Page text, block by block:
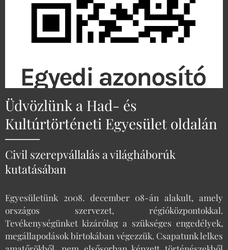
Üdvözlünk a Had- és
Kultúrtörténeti Egyesület oldalán
Civil szerepvállalás a világháborúk
kutatásában
Egyesületünk 2008. december 08-án alakult, amely
országos szervezet, régióközpontokkal.
Tevékenységünket kizárólag a szükséges engedélyek,
megállapodások birtokában végezzük. Csapatunk lelkes